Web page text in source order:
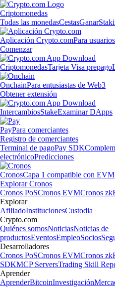
Criptomonedas
Todas las monedasCestasGanar
Aplicación Crypto.comPara
Comenzar
CriptomonedasTarjeta Visa prepago
OnchainPara entusiastas de Web3
Obtener extensión
IntercambiosStakeExaminar DApps
PayPara comerciantes
Registro de comerciantes
Terminal de pagoPay SDK
electrónicoPredicciones
CronosCapa 1 compatible con EVM
Explorar Cronos
Cronos PoSCronos EVMCronos
Explorar
AfiliadoInstitucionesCustodia
Crypto.com
Quiénes somosNoticiasNoticias de
productosEventosEmpleoSocios
Desarrolladores
Cronos PoSCronos EVMCronos
SDKMCP ServersTrading Skill
Aprender
AprenderBitcoinInvestigación